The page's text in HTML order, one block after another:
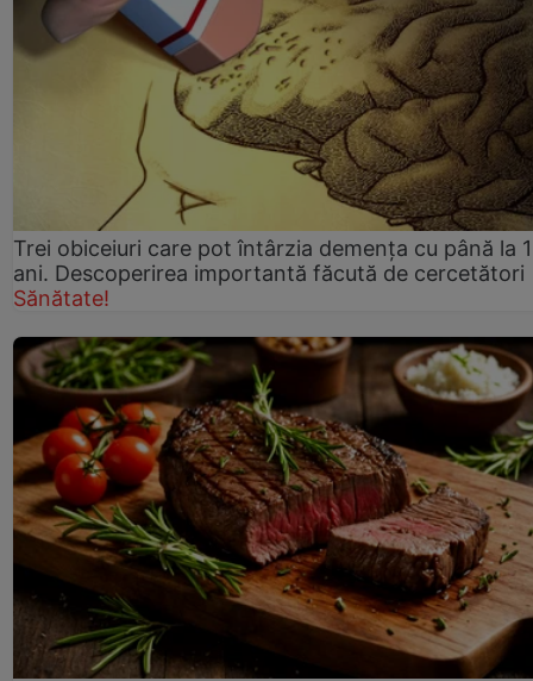
Trei obiceiuri care pot întârzia demența cu până la
ani. Descoperirea importantă făcută de cercetători
Sănătate!